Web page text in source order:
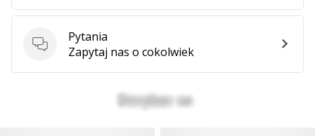
Pytania
Pytania
Zapytaj nas o cokolwiek